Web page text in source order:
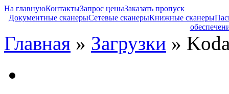
На главнуюКонтактыЗапрос ценыЗаказать пропуск
Документные сканерыСетевые сканерыКнижные сканеры
Главная » Загрузки »